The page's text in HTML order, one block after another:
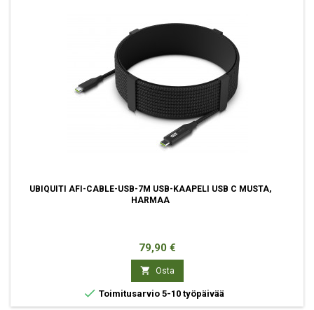
UBIQUITI AFI-CABLE-USB-7M USB-KAAPELI USB C MUSTA,
HARMAA
Hinta
79,90 €
 Osta
 Toimitusarvio 5-10 työpäivää